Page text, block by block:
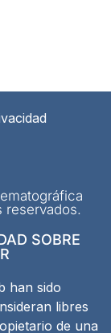
reservados.
SOBRE
han sido
libres
de una